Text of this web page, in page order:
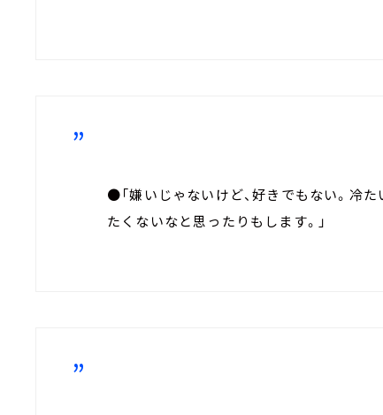
●「嫌いじゃないけど、好きでもない。冷
たくないなと思ったりもします。」